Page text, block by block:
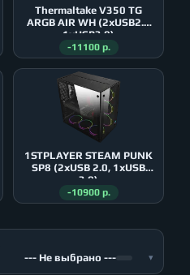
Thermaltake V350 TG
ARGB AIR WH (2xUSB2.0
1xUSB3.0)
-11100 р.
1STPLAYER STEAM PUNK
SP8 (2xUSB 2.0, 1xUSB
3.0)
-10900 р.
--- Не выбрано --- ▾